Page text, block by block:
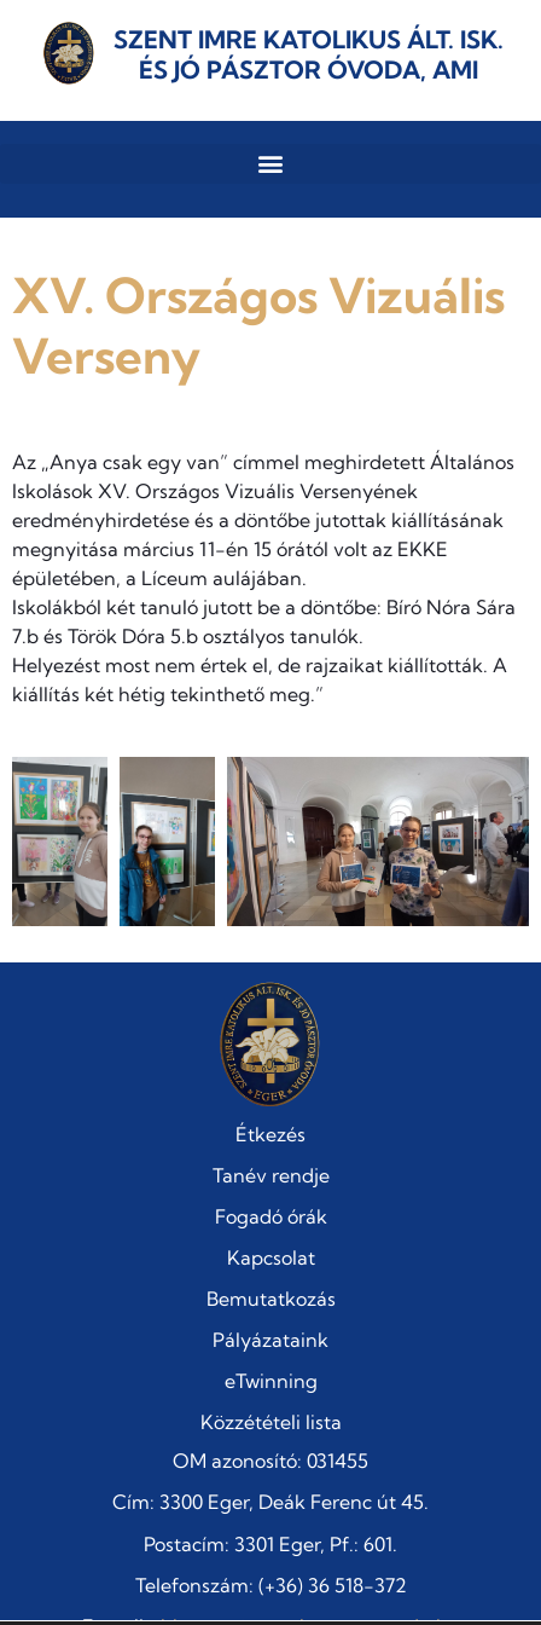
SZENT IMRE KATOLIKUS ÁLT. ISK.
ÉS JÓ PÁSZTOR ÓVODA, AMI
XV. Országos Vizuális
Verseny
Az „Anya csak egy van” címmel meghirdetett Általános
Iskolások XV. Országos Vizuális Versenyének
eredményhirdetése és a döntőbe jutottak kiállításának
megnyitása március 11-én 15 órától volt az EKKE
épületében, a Líceum aulájában.
Iskolákból két tanuló jutott be a döntőbe: Bíró Nóra Sára
7.b és Török Dóra 5.b osztályos tanulók.
Helyezést most nem értek el, de rajzaikat kiállították. A
kiállítás két hétig tekinthető meg.”
Étkezés
Tanév rendje
Fogadó órák
Kapcsolat
Bemutatkozás
Pályázataink
eTwinning
Közzétételi lista
OM azonosító: 031455
Cím: 3300 Eger, Deák Ferenc út 45.
Postacím: 3301 Eger, Pf.: 601.
Telefonszám: (+36) 36 518-372